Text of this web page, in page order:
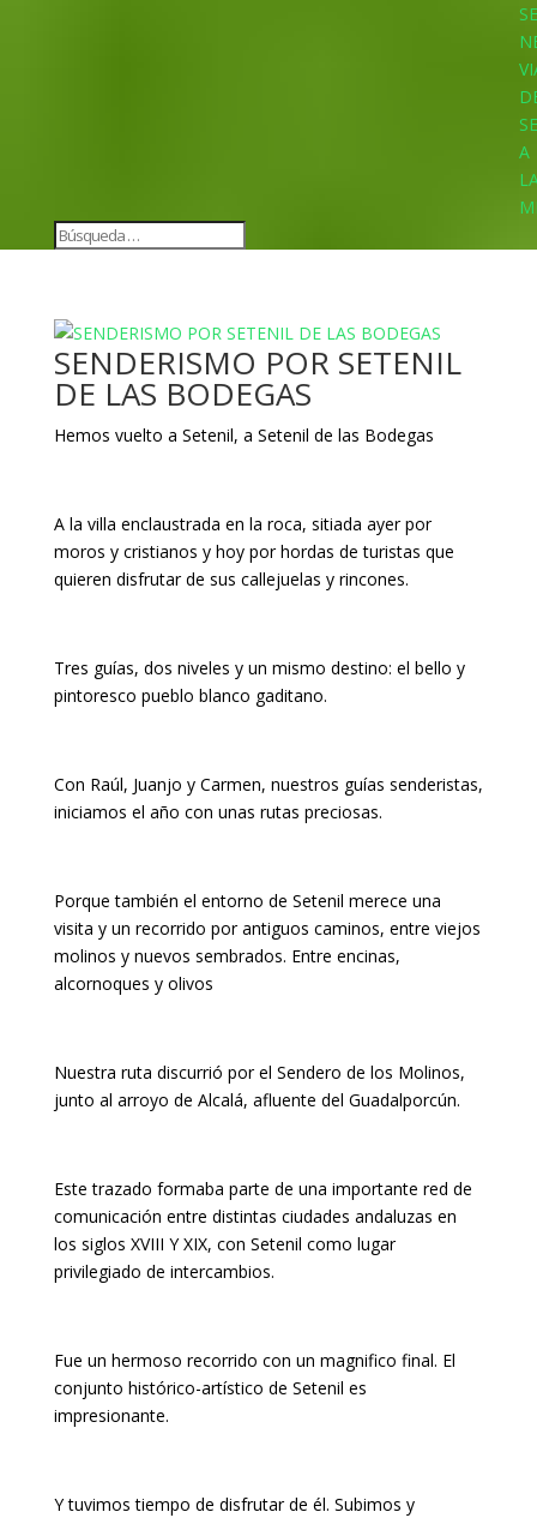
A
SENDERISMO POR SETENIL
DE LAS BODEGAS
Hemos vuelto a Setenil, a Setenil de las Bodegas
A la villa enclaustrada en la roca, sitiada ayer por
moros y cristianos y hoy por hordas de turistas que
quieren disfrutar de sus callejuelas y rincones.
Tres guías, dos niveles y un mismo destino: el bello y
pintoresco pueblo blanco gaditano.
Con Raúl, Juanjo y Carmen, nuestros guías senderistas,
iniciamos el año con unas rutas preciosas.
Porque también el entorno de Setenil merece una
visita y un recorrido por antiguos caminos, entre viejos
molinos y nuevos sembrados. Entre encinas,
alcornoques y olivos
Nuestra ruta discurrió por el Sendero de los Molinos,
junto al arroyo de Alcalá, afluente del Guadalporcún.
Este trazado formaba parte de una importante red de
comunicación entre distintas ciudades andaluzas en
los siglos XVIII Y XIX, con Setenil como lugar
privilegiado de intercambios.
Fue un hermoso recorrido con un magnifico final. El
conjunto histórico-artístico de Setenil es
impresionante.
Y tuvimos tiempo de disfrutar de él. Subimos y